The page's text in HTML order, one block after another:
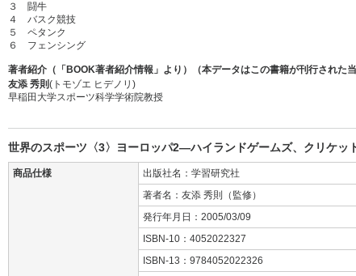
３ 闘牛
４ バスク競技
５ ペタンク
６ フェンシング
著者紹介（「BOOK著者紹介情報」より）（本データはこの書籍が刊行された
友添 秀則(トモゾエ ヒデノリ)
早稲田大学スポーツ科学学術院教授
世界のスポーツ〈3〉ヨーロッパ2―ハイランドゲームズ、クリケッ
商品仕様
出版社名：学習研究社
著者名：友添 秀則（監修）
発行年月日：2005/03/09
ISBN-10：4052022327
ISBN-13：9784052022326